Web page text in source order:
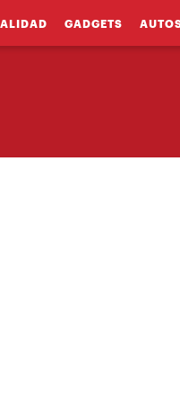
GADGETS